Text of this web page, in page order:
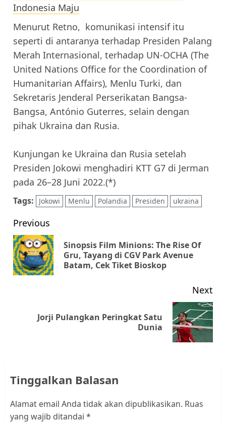
Indonesia Maju
Menurut Retno, komunikasi intensif itu
seperti di antaranya terhadap Presiden Palang
Merah Internasional, terhadap UN-OCHA (The
United Nations Office for the Coordination of
Humanitarian Affairs), Menlu Turki, dan
Sekretaris Jenderal Perserikatan Bangsa-
Bangsa, António Guterres, selain dengan
pihak Ukraina dan Rusia.
Kunjungan ke Ukraina dan Rusia setelah
Presiden Jokowi menghadiri KTT G7 di Jerman
pada 26–28 Juni 2022.(*)
Tags: Jokowi Menlu Polandia Presiden ukraina
Post
navigation
Previous
Sinopsis Film Minions: The Rise Of
Gru, Tayang di CGV Park Avenue
Batam, Cek Tiket Bioskop
Next
Jorji Pulangkan Peringkat Satu
Dunia
Tinggalkan Balasan
Alamat email Anda tidak akan dipublikasikan. Ruas
yang wajib ditandai *